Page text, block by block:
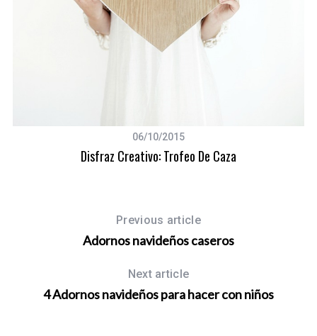
06/10/2015
Disfraz Creativo: Trofeo De Caza
Previous article
Adornos navideños caseros
Next article
4 Adornos navideños para hacer con niños